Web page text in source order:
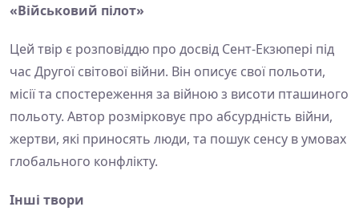
«Військовий пілот»
Цей твір є розповіддю про досвід Сент-Екзюпері під
час Другої світової війни. Він описує свої польоти,
місії та спостереження за війною з висоти пташиного
польоту. Автор розмірковує про абсурдність війни,
жертви, які приносять люди, та пошук сенсу в умовах
глобального конфлікту.
Інші твори